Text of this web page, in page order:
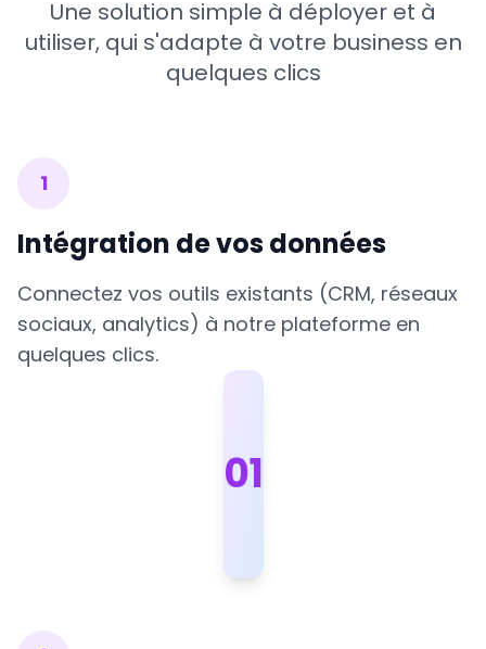
Une solution simple à déployer et à
utiliser, qui s'adapte à votre business en
quelques clics
1
Intégration de vos données
Connectez vos outils existants (CRM, réseaux
sociaux, analytics) à notre plateforme en
quelques clics.
01